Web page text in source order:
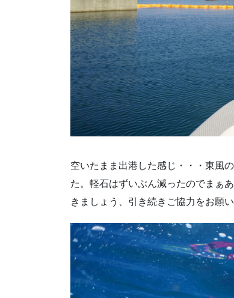
空いたまま出港した感じ・・・東風
た。軽石はずいぶん減ったのでまぁ
きましょう、引き続きご協力をお願